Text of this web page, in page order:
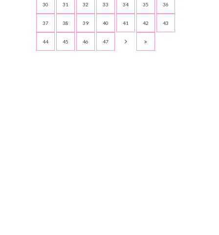
30 31 32 33 34 35 36
37 38 39 40 41 42 43
44 45 46 47